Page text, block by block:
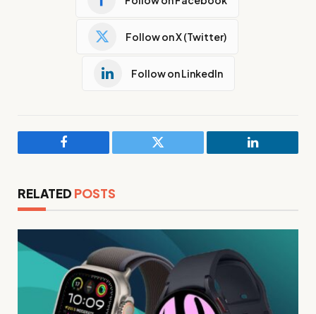
Follow on X (Twitter)
Follow on LinkedIn
Facebook Twitter LinkedIn
RELATED POSTS